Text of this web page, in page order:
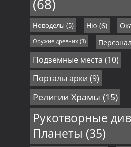
(68)
Новоделы (5) Ню (6)
Оружие древних(3)
Подземные места (10)
Порталы арки (9)
Религии Храмы (15)
Рукотворные
Планеты (35)